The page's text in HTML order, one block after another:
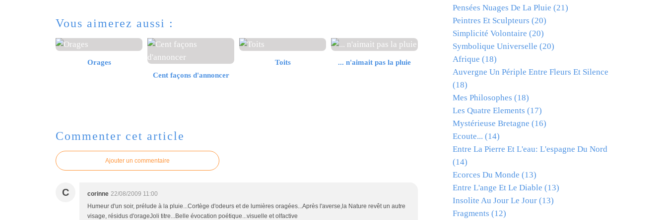
Vous aimerez aussi :
Orages
Cent façons d'annoncer
Toits ... n'aimait pas la pluie
Commenter cet article
Ajouter un commentaire
C corinne 22/08/2009 11:00
Humeur d'un soir, prélude à la pluie...Cortège d'odeurs et de lumières oragées...Après l'averse,la Nature revêt un autre
visage, résidus d'orageJoli titre...Belle évocation poétique...visuelle et olfactive
Pensées Nuages De La Pluie (21)
Peintres Et Sculpteurs (20)
Simplicité Volontaire (20)
Symbolique Universelle (20)
Afrique (18)
Auvergne Un Périple Entre Fleurs Et Silence
(18)
Mes Philosophes (18)
Les Quatre Elements (17)
Mystérieuse Bretagne (16)
Ecoute... (14)
Entre La Pierre Et L'eau: L'espagne Du Nord
(14)
Ecorces Du Monde (13)
Entre L'ange Et Le Diable (13)
Insolite Au Jour Le Jour (13)
Fragments (12)